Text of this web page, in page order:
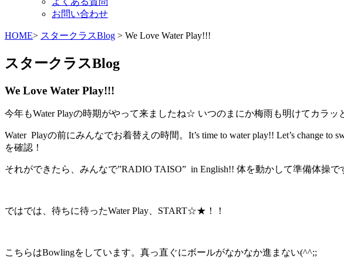
お問い合わせ
HOME> スタークラスBlog > We Love Water Play!!!
スタークラスBlog
We Love Water Play!!!
今年もWater Playの時期がやって来ましたね☆ いつのまにか梅雨も明けてカラ
Water Playの前にみんなでお着替えの時間。It’s time to water play!! Let’s change
を確認！
それができたら、みんなで”RADIO TAISO” in English!! 体を動かして準備体操で
ではでは、待ちに待ったWater Play、START☆★！！
こちらはBowlingをしています。真っ直ぐにボールがなかなか進まない(^^;;